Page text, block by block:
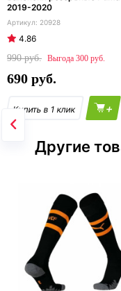
2019-2020
20928
4.86
990
300
690
+
Другие